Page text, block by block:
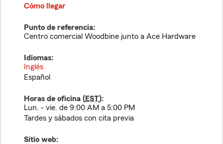
Cómo llegar
Punto de referencia:
Centro comercial Woodbine junto a Ace Hardware
Idiomas:
Inglés
Español
Horas de oficina (EST):
Lun. - vie. de 9:00 AM a 5:00 PM
Tardes y sábados con cita previa
Sitio web: